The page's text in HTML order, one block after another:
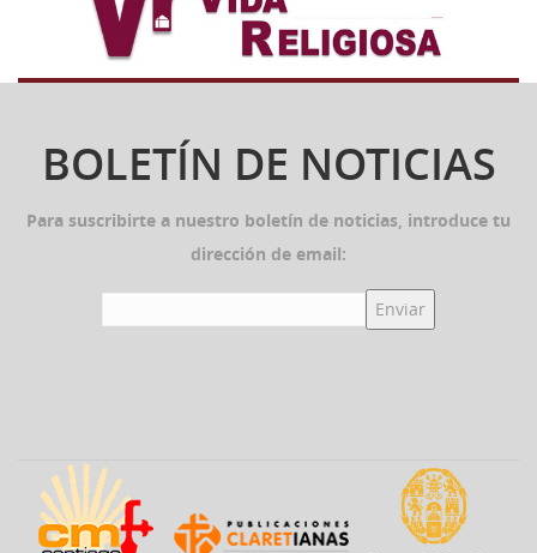
BOLETÍN DE NOTICIAS
Para suscribirte a nuestro boletín de noticias, introduce tu
dirección de email: